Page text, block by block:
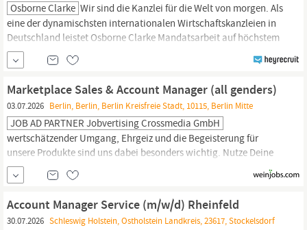
Osborne Clarke Wir sind die Kanzlei für die Welt von morgen. Als
eine der dynamischsten internationalen Wirtschaftskanzleien in
Deutschland leistet Osborne Clarke Mandatsarbeit auf höchstem
Niveau. An unseren Standorten
München arbeiten mehr als 600 Mitarbeitende gemeinsam an den
auch?
Marketplace Sales & Account Manager (all genders)
03.07.2026 Berlin, Berlin, Berlin Kreisfreie Stadt, 10115, Berlin Mitte
JOB AD PARTNER Jobvertising Crossmedia GmbH
wertschätzender Umgang, Ehrgeiz und die Begeisterung für
unsere Produkte sind uns dabei besonders wichtig. Nutze Deine
Chance und werde ein Teil von uns. Marketplace
& Account
Manager
(all genders) DAS WIRD DICH BEWEGEN: Du bist ein
integraler Bestandteil unseres Marktplatz-Teams und baust somit
ein spannendes neues
Account Manager Service (m/w/d) Rheinfeld
30.07.2026 Schleswig Holstein, Ostholstein Landkreis, 23617, Stockelsdorf